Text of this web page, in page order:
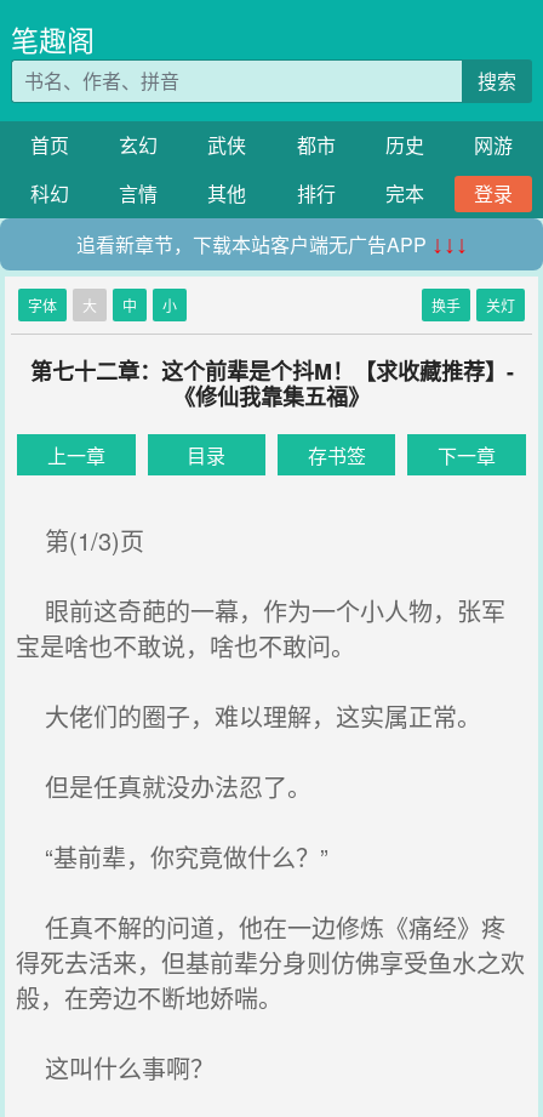
笔趣阁
搜索
首页 玄幻 武侠 都市 历史
网游
科幻
言情 其他 排行 完本
登录
追看新章节，下载本站客户端无广告APP ↓↓↓
字体 大 中 小 换手 关灯
第七十二章：这个前辈是个抖M！【求收藏推荐】-
《修仙我靠集五福》
上一章 目录 存书签 下一章
第(1/3)页
眼前这奇葩的一幕，作为一个小人物，张军
宝是啥也不敢说，啥也不敢问。
大佬们的圈子，难以理解，这实属正常。
但是任真就没办法忍了。
“基前辈，你究竟做什么？”
任真不解的问道，他在一边修炼《痛经》疼
得死去活来，但基前辈分身则仿佛享受鱼水之欢
般，在旁边不断地娇喘。
这叫什么事啊？